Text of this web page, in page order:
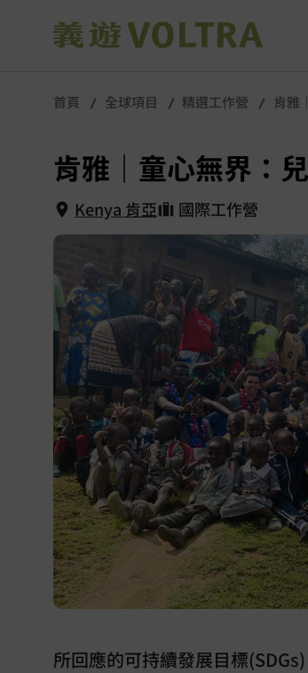
首頁 全球項目 精選工作營 肯雅
肯雅｜童心無界：
Kenya 肯亞 國際工作營
所回應的可持續發展目標